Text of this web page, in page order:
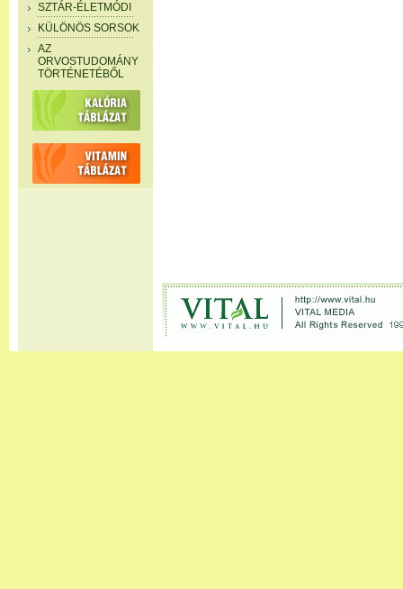
SZTÁR-ÉLETMÓDI
KÜLÖNÖS SORSOK
AZ
ORVOSTUDOMÁNY
TÖRTÉNETÉBŐL